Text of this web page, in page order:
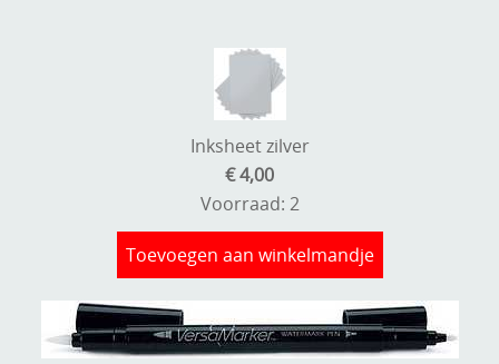
Inksheet zilver
€ 4,00
Voorraad: 2
Toevoegen aan winkelmandje